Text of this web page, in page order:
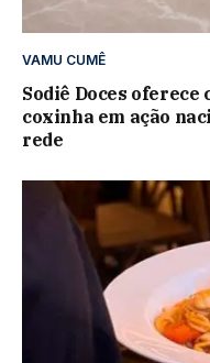
VAMU CUMÊ
Sodiê Doces
coxinha em ação
rede